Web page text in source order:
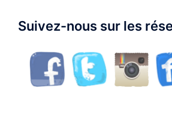
Suivez-nous sur les